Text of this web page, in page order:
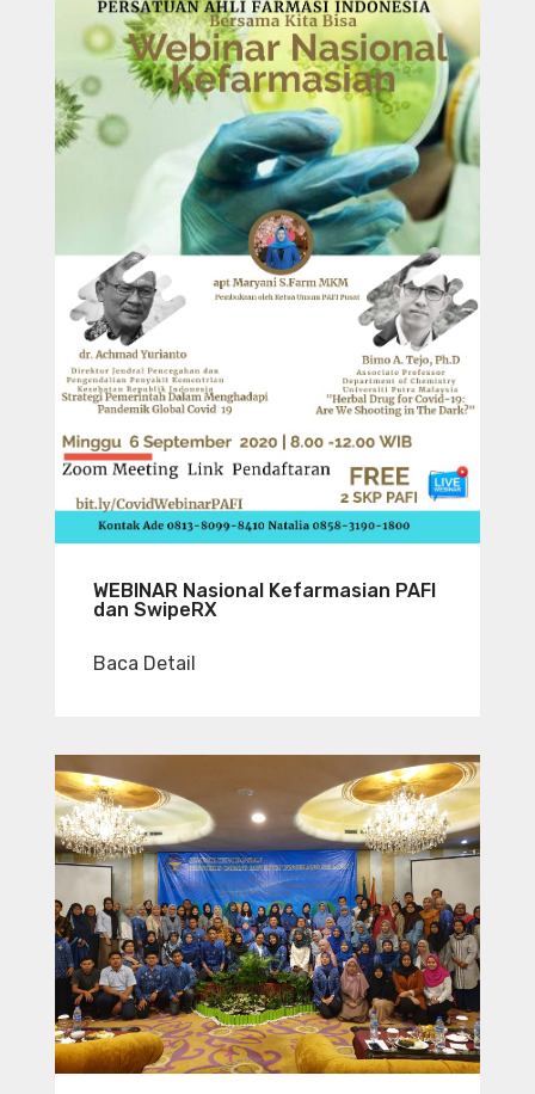
WEBINAR Nasional Kefarmasian PAFI
dan SwipeRX
Baca Detail